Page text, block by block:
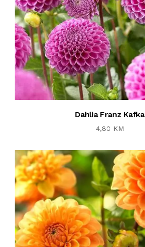
Dahlia Franz Kafka
4,80 KM